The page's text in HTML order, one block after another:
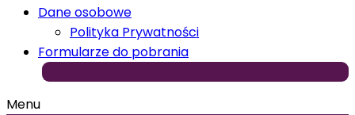
Dane osobowe
Polityka Prywatności
Formularze do pobrania
Menu